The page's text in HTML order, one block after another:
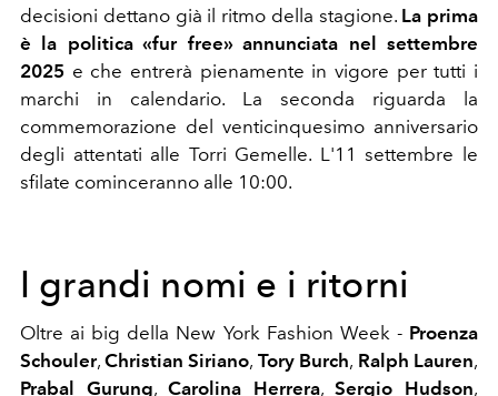
decisioni dettano già il ritmo della stagione. La prima
è la politica «fur free» annunciata nel settembre
2025 e che entrerà pienamente in vigore per tutti i
marchi in calendario. La seconda riguarda la
commemorazione del venticinquesimo anniversario
degli attentati alle Torri Gemelle. L'11 settembre le
sfilate cominceranno alle 10:00.
I grandi nomi e i ritorni
Oltre ai big della New York Fashion Week - Proenza
Schouler,Christian Siriano, Tory Burch, Ralph Lauren,
Prabal Gurung,Carolina Herrera,Sergio Hudson,